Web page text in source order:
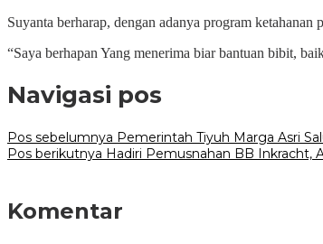
Suyanta berharap, dengan adanya program
“Saya berhapan Yang menerima biar bantuan bibit,
Navigasi pos
Pos sebelumnya Pemerintah Tiyuh Marga Asri
Pos berikutnya Hadiri Pemusnahan BB Inkracht,
Komentar